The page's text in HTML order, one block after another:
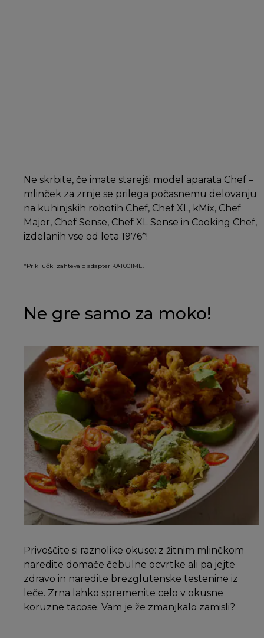
Ne skrbite, če imate starejši model aparata Chef –
mlinček za zrnje se prilega počasnemu delovanju
na kuhinjskih robotih Chef, Chef XL, kMix, Chef
Major, Chef Sense, Chef XL Sense in Cooking Chef,
izdelanih vse od leta 1976*!
*Priključki zahtevajo adapter KAT001ME.
Ne gre samo za moko!
Privoščite si raznolike okuse: z žitnim mlinčkom
naredite domače čebulne ocvrtke ali pa jejte
zdravo in naredite brezglutenske testenine iz
leče. Zrna lahko spremenite celo v okusne
koruzne tacose. Vam je že zmanjkalo zamisli?